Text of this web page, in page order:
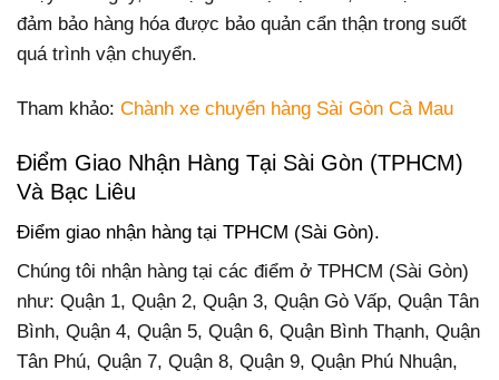
đảm bảo hàng hóa được bảo quản cẩn thận trong suốt
quá trình vận chuyển.
Tham khảo: Chành xe chuyển hàng Sài Gòn Cà Mau
Điểm Giao Nhận Hàng Tại Sài Gòn (TPHCM)
Và Bạc Liêu
Điểm giao nhận hàng tại TPHCM (Sài Gòn).
Chúng tôi nhận hàng tại các điểm ở TPHCM (Sài Gòn)
như: Quận 1, Quận 2, Quận 3, Quận Gò Vấp, Quận Tân
Bình, Quận 4, Quận 5, Quận 6, Quận Bình Thạnh, Quận
Tân Phú, Quận 7, Quận 8, Quận 9, Quận Phú Nhuận,